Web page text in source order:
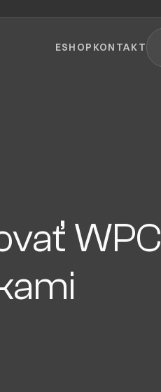
ESHOP KONTAKT
WPC